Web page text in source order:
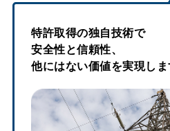
特許取得の独自技術で
安全性と信頼性、
他にはない価値を実現しま